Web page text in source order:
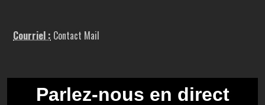
Courriel : Contact Mail